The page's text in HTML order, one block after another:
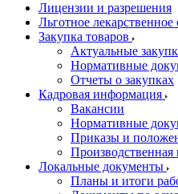
Лицензии и разрешения
Льготное лекарственное
Закупка товаров
Актуальные
Нормативные
Отчеты о закупках
Кадровая информация
Вакансии
Нормативные
Приказы и
Производственная
Локальные документы
Планы и итоги